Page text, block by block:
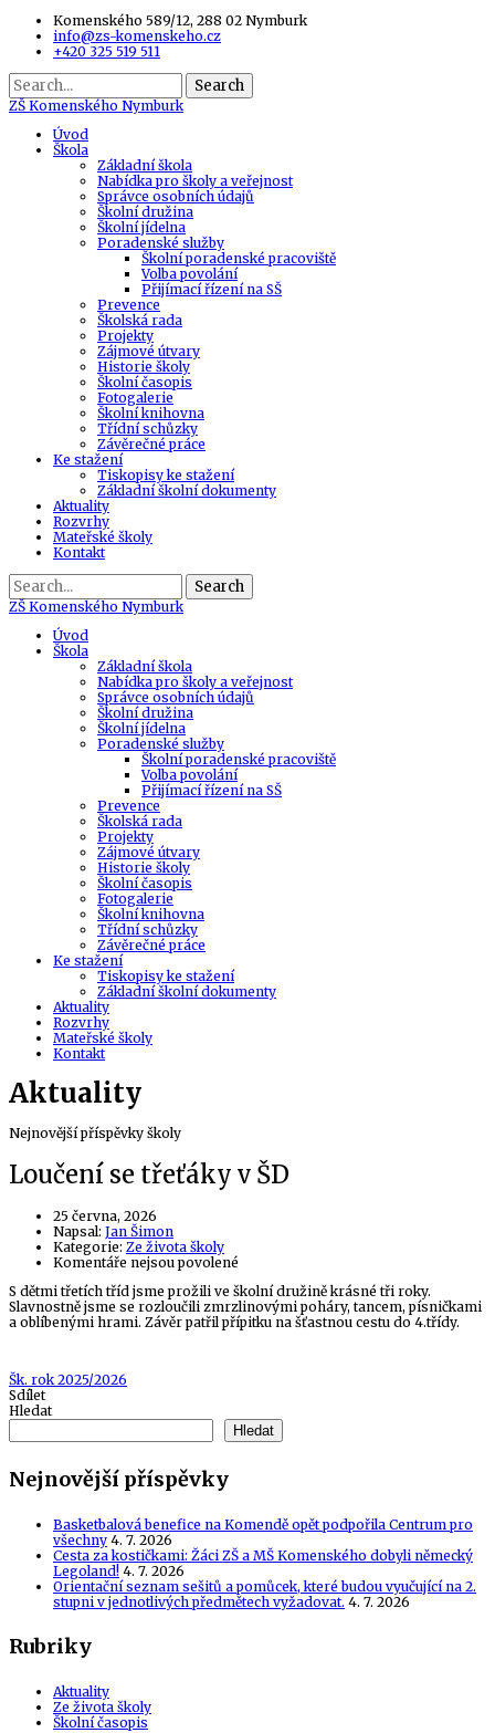
Komenského 589/12, 288 02 Nymburk
info@zs-komenskeho.cz
+420 325 519 511
Search
ZŠ Komenského Nymburk
Úvod
Škola
Základní škola
Nabídka pro školy a veřejnost
Správce osobních údajů
Školní družina
Školní jídelna
Poradenské služby
Školní poradenské pracoviště
Volba povolání
Přijímací řízení na SŠ
Prevence
Školská rada
Projekty
Zájmové útvary
Historie školy
Školní časopis
Fotogalerie
Školní knihovna
Třídní schůzky
Závěrečné práce
Ke stažení
Tiskopisy ke stažení
Základní školní dokumenty
Aktuality
Rozvrhy
Mateřské školy
Kontakt
Search
ZŠ Komenského Nymburk
Úvod
Škola
Základní škola
Nabídka pro školy a veřejnost
Správce osobních údajů
Školní družina
Školní jídelna
Poradenské služby
Školní poradenské pracoviště
Volba povolání
Přijímací řízení na SŠ
Prevence
Školská rada
Projekty
Zájmové útvary
Historie školy
Školní časopis
Fotogalerie
Školní knihovna
Třídní schůzky
Závěrečné práce
Ke stažení
Tiskopisy ke stažení
Základní školní dokumenty
Aktuality
Rozvrhy
Mateřské školy
Kontakt
Aktuality
Nejnovější příspěvky školy
Loučení se třeťáky v ŠD
25 června, 2026
Napsal: Author
Jan Šimon
Kategorie: Ze života školy
Komentáře nejsou povolené
s
názvem
Loučení
S dětmi třetích tříd jsme prožili ve školní družině krásné tři roky.
Slavnostně jsme se rozloučili zmrzlinovými poháry, tancem, písničkami
a oblíbenými hrami. Závěr patřil přípitku na šťastnou cestu do 4.třídy.
Tags
Šk. rok 2025/2026
Sdílet
Hledat
Hledat
Nejnovější příspěvky
Basketbalová benefice na Komendě opět podpořila Centrum pro
všechny 4. 7. 2026
Cesta za kostičkami: Žáci ZŠ a MŠ Komenského dobyli německý
Legoland! 4. 7. 2026
Orientační seznam sešitů a pomůcek, které budou vyučující na 2.
stupni v jednotlivých předmětech vyžadovat. 4. 7. 2026
Rubriky
Aktuality
Ze života školy
Školní časopis